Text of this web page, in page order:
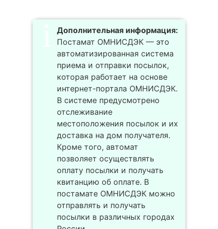
Дополнительная информация:
Постамат ОМНИСДЭК — это
автоматизированная система
приема и отправки посылок,
которая работает на основе
интернет-портала ОМНИСДЭК.
В системе предусмотрено
отслеживание
местоположения посылок и их
доставка на дом получателя.
Кроме того, автомат
позволяет осуществлять
оплату посылки и получать
квитанцию об оплате. В
постамате ОМНИСДЭК можно
отправлять и получать
посылки в различных городах